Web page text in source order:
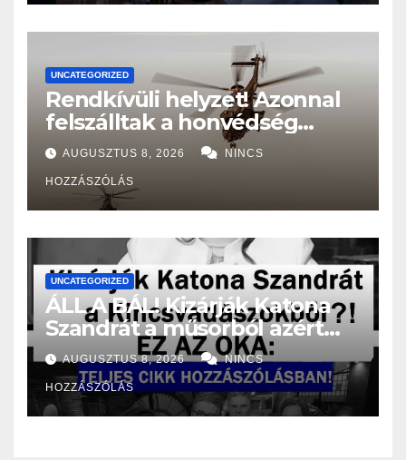
UNCATEGORIZED
Rendkívüli helyzet! Azonnal
felszálltak a honvédség
helikopterei, óriási a baj
Magyarországon! – Kiadták a
közleményt a lakosságnak:
AUGUSZTUS 8, 2026 NINCS
HOZZÁSZÓLÁS
UNCATEGORIZED
ÁLL A BÁL! Kizárják Katona
Szandrát a műsorból azért
amit tett?! – EZ AZ OKA:
AUGUSZTUS 8, 2026 NINCS
HOZZÁSZÓLÁS